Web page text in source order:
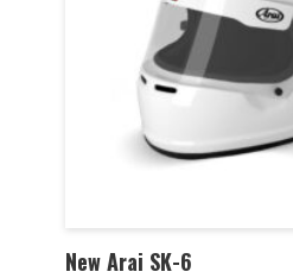
New Arai SK-6